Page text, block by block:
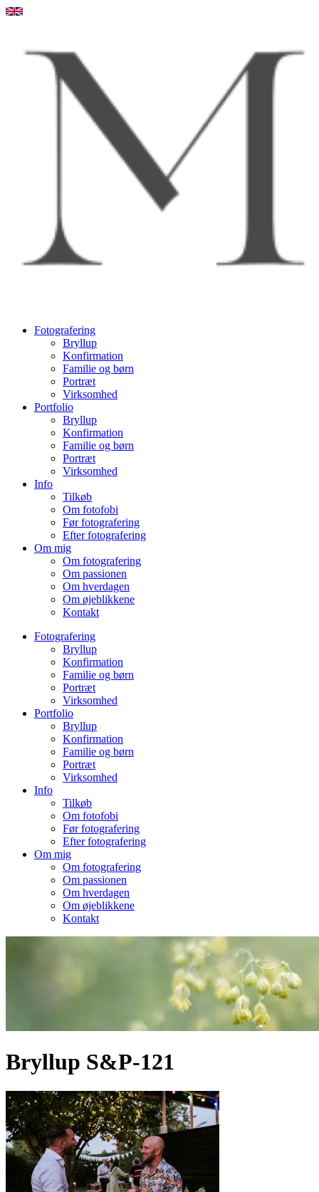
Videre
Fotografering
Bryllup
Konfirmation
Familie og børn
Portræt
Virksomhed
Portfolio
Bryllup
Konfirmation
Familie og børn
Portræt
Virksomhed
Info
Tilkøb
Om fotofobi
Før fotografering
Efter fotografering
Om mig
Om fotografering
Om passionen
Om hverdagen
Om øjeblikkene
Kontakt
Fotografering
Bryllup
Konfirmation
Familie og børn
Portræt
Virksomhed
Portfolio
Bryllup
Konfirmation
Familie og børn
Portræt
Virksomhed
Info
Tilkøb
Om fotofobi
Før fotografering
Efter fotografering
Om mig
Om fotografering
Om passionen
Om hverdagen
Om øjeblikkene
Kontakt
Bryllup S&P-121